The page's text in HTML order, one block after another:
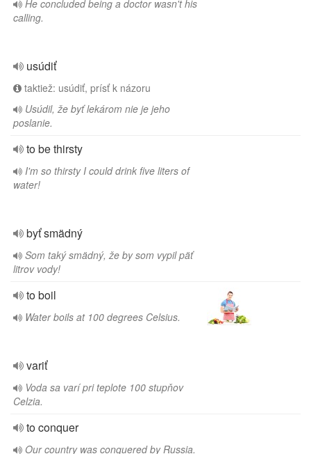
He concluded being a doctor wasn't his
calling.
usúdiť
taktiež: usúdiť, prísť k názoru
Usúdil, že byť lekárom nie je jeho
poslanie.
to be thirsty
I'm so thirsty I could drink five liters of
water!
byť smädný
Som taký smädný, že by som vypil päť
litrov vody!
to boil
Water boils at 100 degrees Celsius.
variť
Voda sa varí pri teplote 100 stupňov
Celzia.
to conquer
Our country was conquered by Russia.